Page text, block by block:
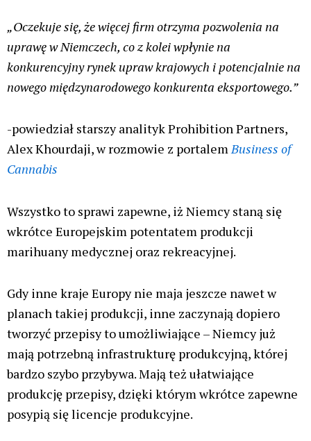
przetargowej zawartej z BfArM.
Teraz, gdy firma Aurora uzyskała nową licencję,
planuje wprowadzić na rynek „dodatkowy,
szybko rosnącej bazy pacjentów w Niemczech”.
Aurora poinformowała też, że chociaż teraz mogłaby
zwiększać produkcji w swoim zakładzie o
powierzchni 3600 metrów kwadratowych w Leunie.
zanim zacznie stopniowo zwiększać produkcję.
Aurora otrzymała też nową licencję na działalność
badawczo-rozwojową, która pozwala na testowanie w
tym samym ośrodku nawet siedmiu nowych odmian
medycznej marihuany.